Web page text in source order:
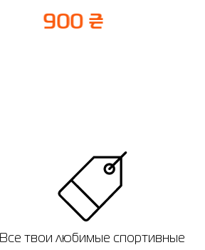
900 ₴
Все твои любимые спортивные